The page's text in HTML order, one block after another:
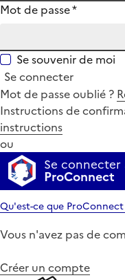
Mot de passe*
Se souvenir de moi
Se connecter
Mot de passe oublié ?
Instructions de
instructions
ou
Se connecter
ProConnect
Qu'est-ce que ProConnect
Vous n'avez pas de
Créer un compte